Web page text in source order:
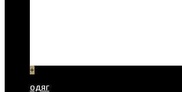
+
ОДЯГ